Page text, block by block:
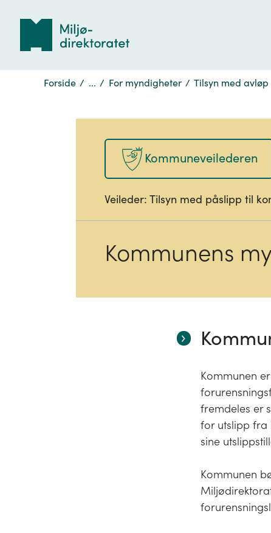
Forside / ... / For myndigheter / Tilsyn med avløp
Kommuneveilederen
Veileder: Tilsyn med påslipp til
Kommunens
Kommunen
fremdeles er
for utslipp fra
sine
Kommunen